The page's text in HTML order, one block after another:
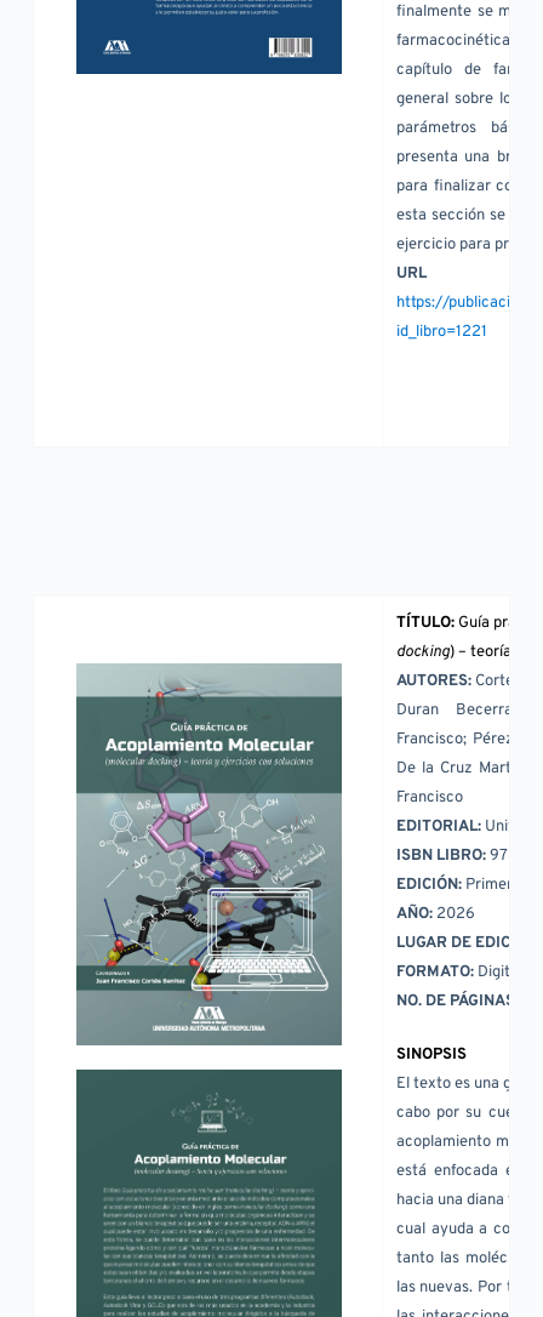
finalmente se
farmacocinética y
capítulo de
general sobre los
parámetros
presenta una
para finalizar con
esta sección se
ejercicio para
URL
https://
id_libro=1221
TÍTULO: Guía
docking) – teoría y
AUTORES: Cortés
Duran Becerra,
Francisco; Pérez
De la Cruz
Francisco
EDITORIAL:
ISBN LIBRO: 978-
EDICIÓN: Primera
AÑO: 2026
LUGAR DE EDICIÓN:
FORMATO: Digital
NO. DE PÁGINAS:
SINOPSIS
El texto es una guía
cabo por su
acoplamiento
está enfocada en
hacia una diana
cual ayuda a
tanto las moléculas
las nuevas. Por